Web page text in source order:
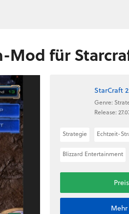
Mod für
StarCraft
Genre:
Release:
Strategie Echtzeit-
Blizzard Entertainment